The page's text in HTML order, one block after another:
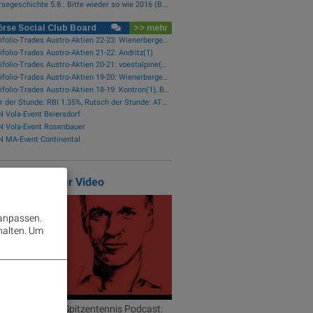
5.8.: Bitte wieder so wie 2016 (B...
Social Club Board >> mehr
wikifolio-Trades Austro-Aktien 22-23: Wienerberger(1), Zumtobel(1), AT&S(1), Frequentis(1), FACC(1), Kontron(1)
Trades Austro-Aktien 21-22: Andritz(1)
wikifolio-Trades Austro-Aktien 20-21: voestalpine(2), Porr(1), Palfinger(1)
wikifolio-Trades Austro-Aktien 19-20: Wienerberger(1)
wikifolio-Trades Austro-Aktien 18-19: Kontron(1), Bawag(1), Erste Group(1)
Vola-Event Beiersdorf
Vola-Event Rosenbauer
MA-Event Continental
Partner Video
ÖTV-Spitzentennis Podcast:
Um